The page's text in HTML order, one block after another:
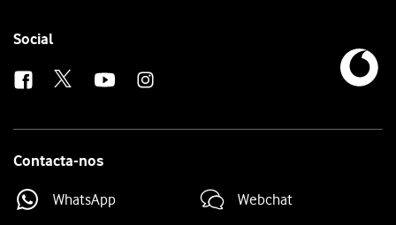
Follow
Social
Contacta-nos
WhatsApp Webchat